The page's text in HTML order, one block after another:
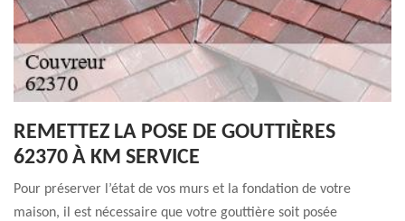
REMETTEZ LA POSE DE GOUTTIÈRES
62370 À KM SERVICE
Pour préserver l’état de vos murs et la fondation de votre
maison, il est nécessaire que votre gouttière soit posée